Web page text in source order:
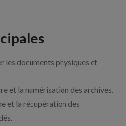
les documents physiques et
et la numérisation des archives.
et la récupération des